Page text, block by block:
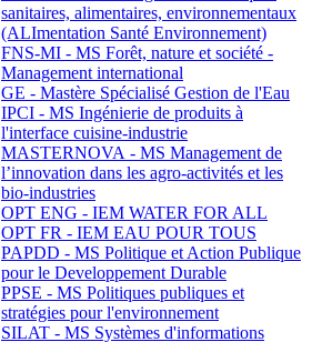
sanitaires, alimentaires, environnementaux
(ALImentation Santé Environnement)
FNS-MI - MS Forêt, nature et société -
Management international
GE - Mastère Spécialisé Gestion de l'Eau
IPCI - MS Ingénierie de produits à
l'interface cuisine-industrie
MASTERNOVA - MS Management de
l’innovation dans les agro-activités et les
bio-industries
OPT ENG - IEM WATER FOR ALL
OPT FR - IEM EAU POUR TOUS
PAPDD - MS Politique et Action Publique
pour le Developpement Durable
PPSE - MS Politiques publiques et
stratégies pour l'environnement
SILAT - MS Systèmes d'informations